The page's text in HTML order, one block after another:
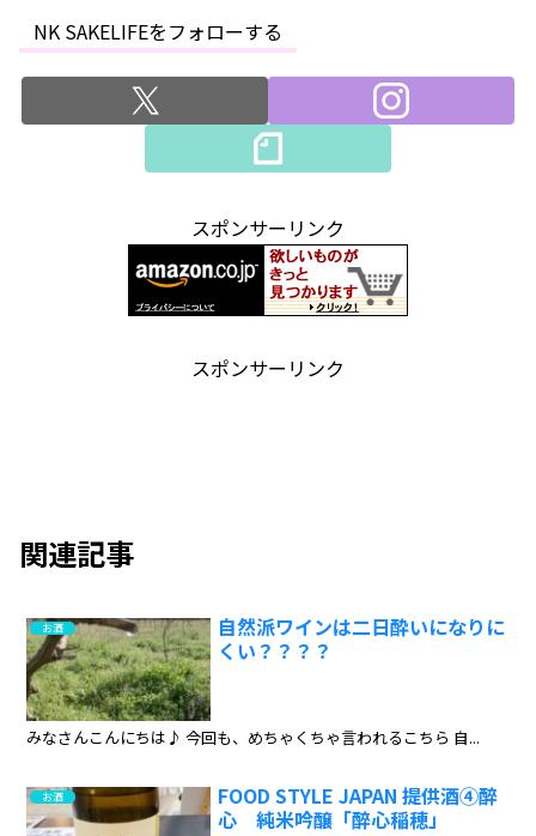
NK SAKELIFEをフォローする
スポンサーリンク
スポンサーリンク
関連記事
お酒
自然派ワインは二日酔いになりに
くい？？？？
みなさんこんにちは♪ 今回も、めちゃくちゃ言われるこちら 自...
お酒
FOOD STYLE JAPAN 提供酒④醉
心 純米吟醸「醉心稲穂」